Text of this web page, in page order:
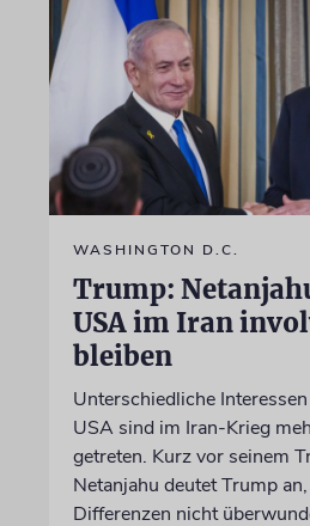
WASHINGTON D.C.
Trump:
USA im Iran
bleiben
Unterschiedliche
USA sind im Iran-Krieg
getreten. Kurz vor seinem
Netanjahu deutet Trump
Differenzen nicht